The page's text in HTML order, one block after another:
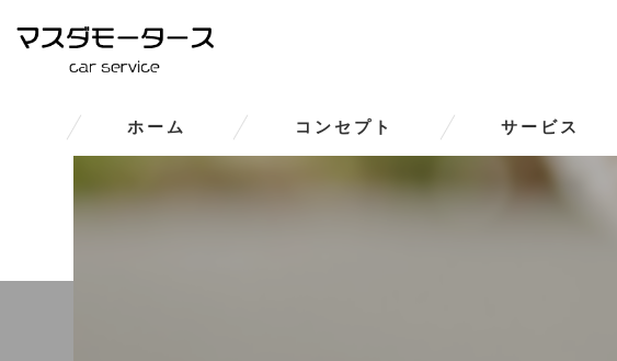
ホーム コンセプト サービス